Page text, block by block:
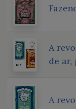
A
de ar,
A